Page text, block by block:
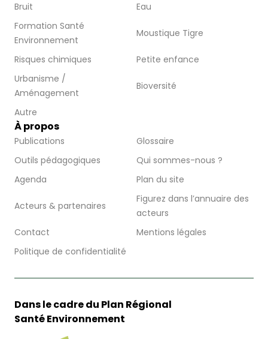
Bruit
Eau
Formation Santé
Environnement
Moustique Tigre
Risques chimiques
Petite enfance
Urbanisme /
Aménagement
Bioversité
Autre
À propos
Publications
Glossaire
Outils pédagogiques
Qui sommes-nous ?
Agenda
Plan du site
Acteurs & partenaires
Figurez dans l’annuaire des
acteurs
Contact
Mentions légales
Politique de confidentialité
Dans le cadre du Plan Régional
Santé Environnement